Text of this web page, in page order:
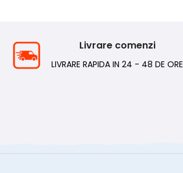
Livrare comenzi
LIVRARE RAPIDA IN 24 - 48 DE ORE